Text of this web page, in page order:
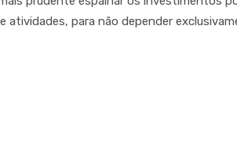
para não depender